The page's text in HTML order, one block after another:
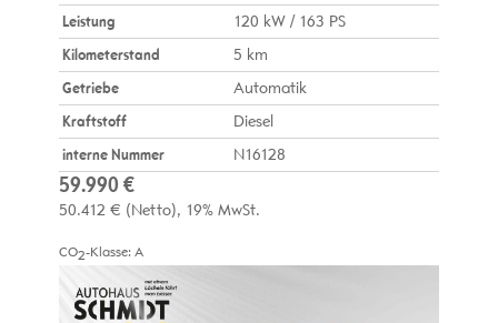
Leistung
120 kW / 163 PS
Kilometerstand
5 km
Getriebe
Automatik
Kraftstoff
Diesel
interne Nummer
N16128
59.990 €
50.412 € (Netto) 19% MwSt.
CO2-Klasse: A